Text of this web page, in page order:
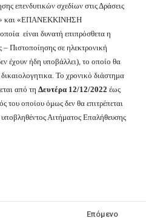
επενδυτικών σχεδίων στις Δράσεις
και «ΕΠΑΝΕΚΚΙΝΗΣΗ
είναι δυνατή επιπρόσθετα η
Πιστοποίησης σε ηλεκτρονική
έχουν ήδη υποβάλλει), το οποίο θα
Το χρονικό διάστημα
από τη Δευτέρα 12/12/2022 έως
του οποίου όμως δεν θα επιτρέπεται
Αιτήματος Επαλήθευσης
Επόμενο